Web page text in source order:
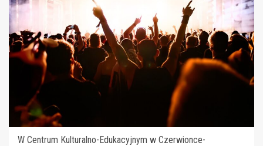
W Centrum Kulturalno-Edukacyjnym w Czerwionce-